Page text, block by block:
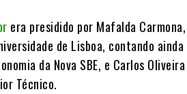
era presidido por Mafalda
de Lisboa, contando
da Nova SBE, e Carlos
Técnico.